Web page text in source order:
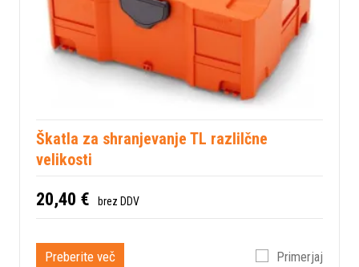
Škatla za shranjevanje TL razlilčne
velikosti
20,40 € brez DDV
Preberite več Primerjaj